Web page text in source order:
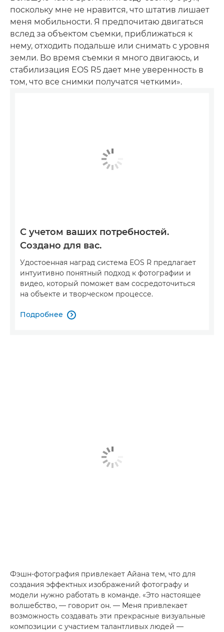
поскольку мне не нравится, что штатив лишает
меня мобильности. Я предпочитаю двигаться
вслед за объектом съемки, приближаться к
нему, отходить подальше или снимать с уровня
земли. Во время съемки я много двигаюсь, и
стабилизация EOS R5 дает мне уверенность в
том, что все снимки получатся четкими».
С учетом ваших потребностей.
Создано для вас.
Удостоенная наград система EOS R предлагает
интуитивно понятный подход к фотографии и
видео, который поможет вам сосредоточиться
на объекте и творческом процессе.
Подробнее 
Фэшн-фотография привлекает Айана тем, что для
создания эффектных изображений фотографу и
модели нужно работать в команде. «Это настоящее
волшебство, — говорит он. — Меня привлекает
возможность создавать эти прекрасные визуальные
композиции с участием талантливых людей —